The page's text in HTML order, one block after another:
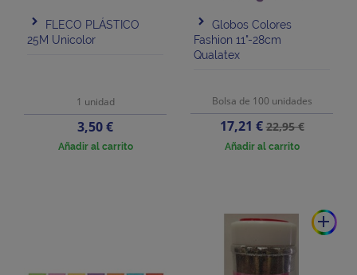
FLECO PLÁSTICO
25M Unicolor
1 unidad
Precio
3,50 €
Añadir al carrito
Globos Colores
Fashion 11"-28cm
Qualatex
Bolsa de 100 unidades
Precio
17,21 €Precio
base
22,95 €
Añadir al carrito
add